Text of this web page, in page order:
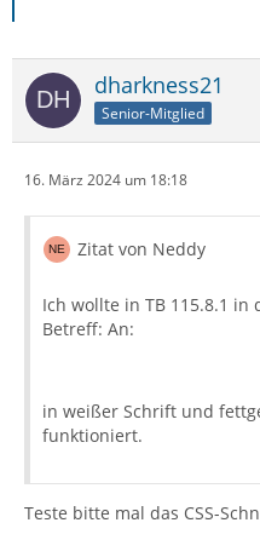
dharkness21
Senior-Mitglied
16. März 2024 um 18:18
Zitat von Neddy
Ich wollte in TB 115.8.1 in
Betreff: An:
in weißer Schrift und
funktioniert.
Teste bitte mal das CSS-